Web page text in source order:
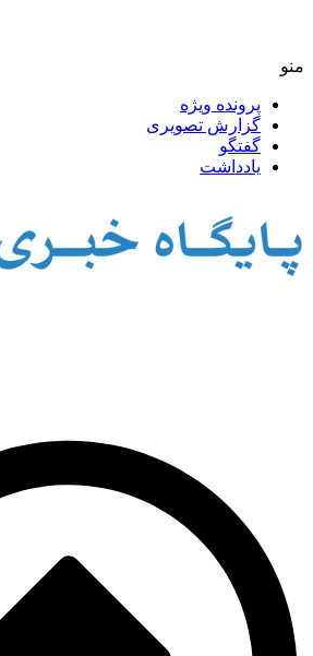
پرونده ویژه
گزارش تصویری
گفتگو
یادداشت